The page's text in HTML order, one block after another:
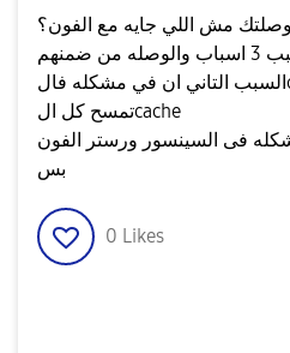
مش اللي جايه مع الفون؟
السبب التاني ان في مشكله فالcache وانت كل اللي عليك
تمسح كل الcache
فى السينسور ورستر الفون
بس
0 Likes